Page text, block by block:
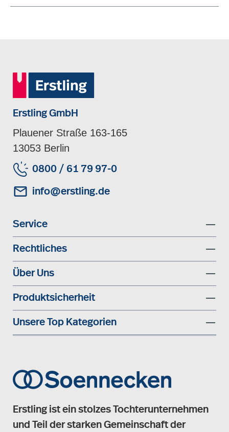
Erstling GmbH
Plauener Straße 163-165
13053 Berlin
0800 / 61 79 97-0
info@erstling.de
Service
Rechtliches
Über Uns
Produktsicherheit
Unsere Top Kategorien
Erstling ist ein stolzes Tochterunternehmen
und Teil der starken Gemeinschaft der